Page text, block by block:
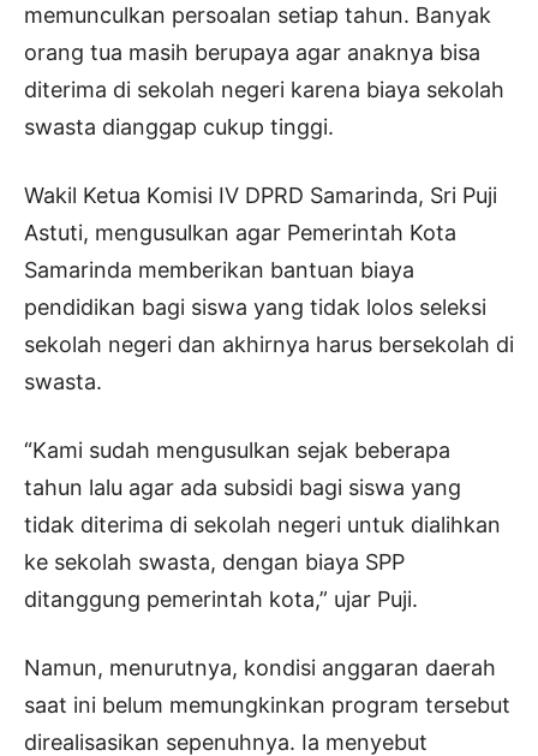
memunculkan persoalan setiap tahun. Banyak
orang tua masih berupaya agar anaknya bisa
diterima di sekolah negeri karena biaya sekolah
swasta dianggap cukup tinggi.
Wakil Ketua Komisi IV DPRD Samarinda, Sri Puji
Astuti, mengusulkan agar Pemerintah Kota
Samarinda memberikan bantuan biaya
pendidikan bagi siswa yang tidak lolos seleksi
sekolah negeri dan akhirnya harus bersekolah di
swasta.
“Kami sudah mengusulkan sejak beberapa
tahun lalu agar ada subsidi bagi siswa yang
tidak diterima di sekolah negeri untuk dialihkan
ke sekolah swasta, dengan biaya SPP
ditanggung pemerintah kota,” ujar Puji.
Namun, menurutnya, kondisi anggaran daerah
saat ini belum memungkinkan program tersebut
direalisasikan sepenuhnya. Ia menyebut